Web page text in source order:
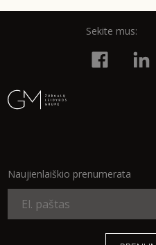
Sekite mus:
Naujienlaiškio prenumerata